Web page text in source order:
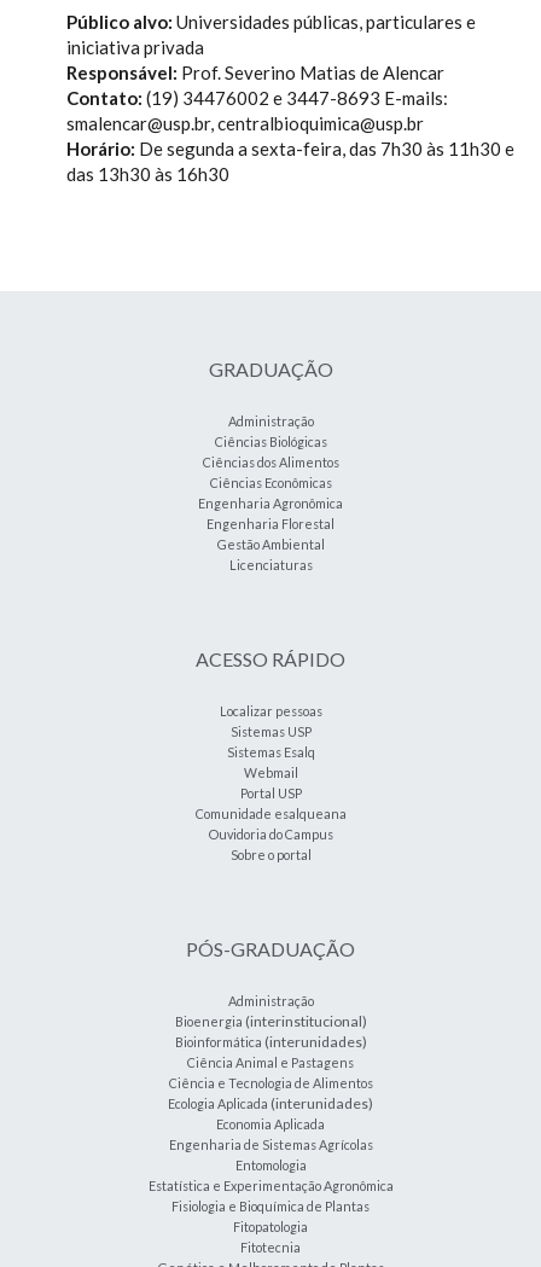
Público alvo: Universidades públicas, particulares e
iniciativa privada
Responsável: Prof. Severino Matias de Alencar
Contato: (19) 34476002 e 3447-8693 E-mails:
smalencar@usp.br, centralbioquimica@usp.br
Horário: De segunda a sexta-feira, das 7h30 às 11h30 e
das 13h30 às 16h30
GRADUAÇÃO
Administração
Ciências Biológicas
Ciências dos Alimentos
Ciências Econômicas
Engenharia Agronômica
Engenharia Florestal
Gestão Ambiental
Licenciaturas
ACESSO RÁPIDO
Localizar pessoas
Sistemas USP
Sistemas Esalq
Webmail
Portal USP
Comunidade esalqueana
Ouvidoria do Campus
Sobre o portal
PÓS-GRADUAÇÃO
Administração
Bioenergia (interinstitucional)
Bioinformática (interunidades)
Ciência Animal e Pastagens
Ciência e Tecnologia de Alimentos
Ecologia Aplicada (interunidades)
Economia Aplicada
Engenharia de Sistemas Agrícolas
Entomologia
Estatística e Experimentação Agronômica
Fisiologia e Bioquímica de Plantas
Fitopatologia
Fitotecnia